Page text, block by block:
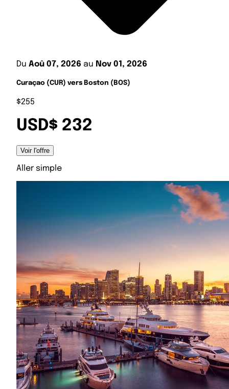
Du Aoû 07, 2026 au Nov 01, 2026
Curaçao (CUR) vers Boston (BOS)
$255
USD$ 232
Voir l'offre
Aller simple